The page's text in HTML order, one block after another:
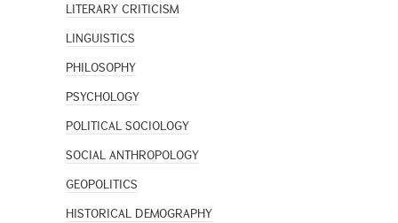
LITERARY CRITICISM
LINGUISTICS
PHILOSOPHY
PSYCHOLOGY
POLITICAL SOCIOLOGY
SOCIAL ANTHROPOLOGY
GEOPOLITICS
HISTORICAL DEMOGRAPHY